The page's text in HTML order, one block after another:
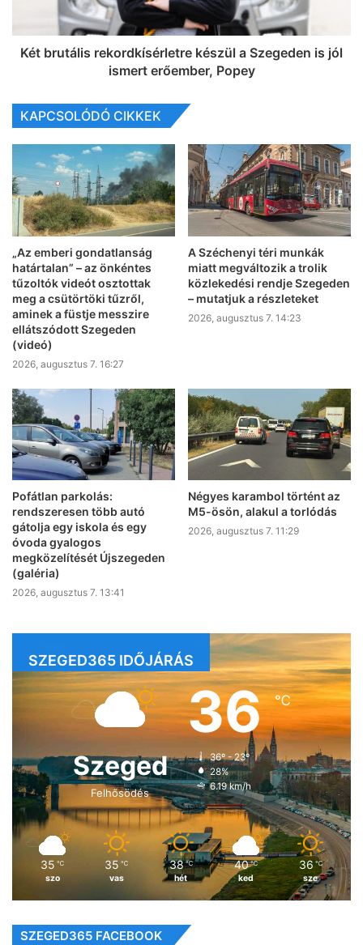
Két brutális rekordkísérletre készül a Szegeden is jól
ismert erőember, Popey
KAPCSOLÓDÓ CIKKEK
„Az emberi gondatlanság
határtalan” – az önkéntes
tűzoltók videót osztottak
meg a csütörtöki tűzről,
aminek a füstje messzire
ellátszódott Szegeden
(videó)
2026, augusztus 7. 16:27
A Széchenyi téri munkák
miatt megváltozik a trolik
közlekedési rendje Szegeden
– mutatjuk a részleteket
2026, augusztus 7. 14:23
Pofátlan parkolás:
rendszeresen több autó
gátolja egy iskola és egy
óvoda gyalogos
megközelítését Újszegeden
(galéria)
2026, augusztus 7. 13:41
Négyes karambol történt az
M5-ösön, alakul a torlódás
2026, augusztus 7. 11:29
SZEGED365 IDŐJÁRÁS
Szeged
Felhősödés
36℃
36º - 23º
28%
6.19 km/h
35 ℃
szo
35 ℃
vas
38 ℃
hét
40 ℃
ked
36 ℃
sze
SZEGED365 FACEBOOK